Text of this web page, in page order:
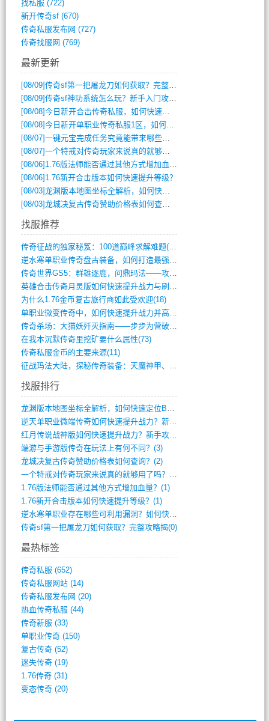
找私服 (722)
新开传奇sf(670)
传奇私服发布网 (727)
传奇找服网 (769)
最新更新
[08/09]传奇sf第一把屠龙刀如何获取？完整攻略揭秘
[08/09]传奇sf神功系统怎么玩？新手入门攻略全解析
[08/08]今日新开合击传奇私服，如何快速提升角色战力？
[08/08]今日新开单职业传奇私服1区，如何快速升级与获取顶级装备？
[08/07]一键元宝完成任务究竟能带来哪些超值优势？
[08/07]一个特戒对传奇玩家来说真的就够用了吗？
[08/06] 1.76版法师能否通过其他方式增加血量？
[08/06] 1.76新开合击版本如何快速提升等级？
[08/03]龙渊版本地图坐标全解析，如何快速定位BOSS位置？
[08/03]龙城决复古传奇赞助价格表如何查询？
找服推荐
传奇征战的独家秘笈：100道巅峰求解难题(366)
逆水寒单职业传奇盘古装备，如何打造最强战(491)
传奇世界GS5：群雄逐鹿，问鼎玛法——攻(626)
英雄合击传奇月灵版如何快速提升战力与刷装(381)
为什么1.76金币复古旅行商如此受欢迎(18)
单职业微变传奇中，如何快速提升战力并高效(5)
传奇杀场：大猫妖歼灭指南——步步为营破强(347)
在我本沉默传奇里挖矿要什么属性(73)
传奇私服金币的主要来源(11)
征战玛法大陆，探秘传奇装备：天魔神甲、屠(870)
找服排行
龙渊版本地图坐标全解析，如何快速定位BO(4)
逆天单职业微端传奇如何快速提升战力？新手(4)
红月传说战神版如何快速提升战力？新手攻略(3)
端游与手游版传奇在玩法上有何不同？(3)
龙城决复古传奇赞助价格表如何查询？(2)
一个特戒对传奇玩家来说真的就够用了吗？(1)
1.76版法师能否通过其他方式增加血量？(1)
1.76新开合击版本如何快速提升等级？(1)
逆水寒单职业存在哪些可利用漏洞？如何快速(1)
传奇sf第一把屠龙刀如何获取？完整攻略揭(0)
最热标签
传奇私服 (652)
传奇私服网站(14)
传奇私服发布网 (20)
热血传奇私服 (44)
传奇新服 (33)
单职业传奇(150)
复古传奇(52)
迷失传奇(19)
1.76传奇(31)
变态传奇(20)